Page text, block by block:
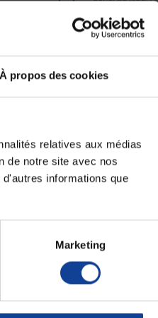
À propos des cookies
relatives aux médias
de notre site avec nos
informations que
Marketing
Le vendredi
Boîte(s)